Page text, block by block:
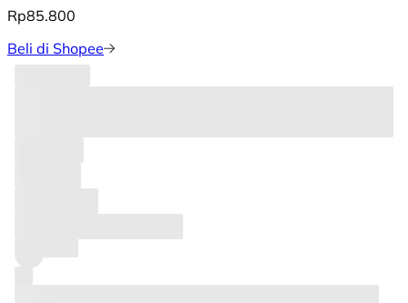
Rp85.800
Beli di Shopee